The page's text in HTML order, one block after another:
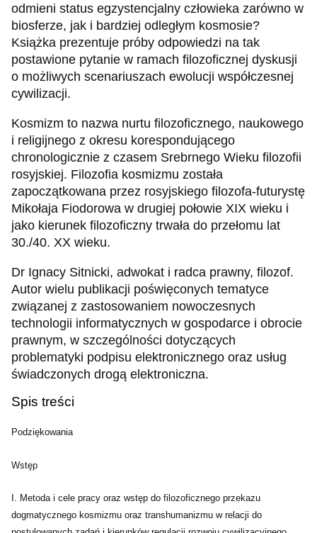
odmieni status egzystencjalny człowieka zarówno w
biosferze, jak i bardziej odległym kosmosie?
Książka prezentuje próby odpowiedzi na tak
postawione pytanie w ramach filozoficznej dyskusji
o możliwych scenariuszach ewolucji współczesnej
cywilizacji.
Kosmizm to nazwa nurtu filozoficznego, naukowego
i religijnego z okresu korespondującego
chronologicznie z czasem Srebrnego Wieku filozofii
rosyjskiej. Filozofia kosmizmu została
zapoczątkowana przez rosyjskiego filozofa‐futurystę
Mikołaja Fiodorowa w drugiej połowie XIX wieku i
jako kierunek filozoficzny trwała do przełomu lat
30./40. XX wieku.
Dr Ignacy Sitnicki, adwokat i radca prawny, filozof.
Autor wielu publikacji poświęconych tematyce
związanej z zastosowaniem nowoczesnych
technologii informatycznych w gospodarce i obrocie
prawnym, w szczególności dotyczących
problematyki podpisu elektronicznego oraz usług
świadczonych drogą elektroniczna.
Spis treści
Podziękowania
Wstęp
I. Metoda i cele pracy oraz wstęp do filozoficznego przekazu
dogmatycznego kosmizmu oraz transhumanizmu w relacji do